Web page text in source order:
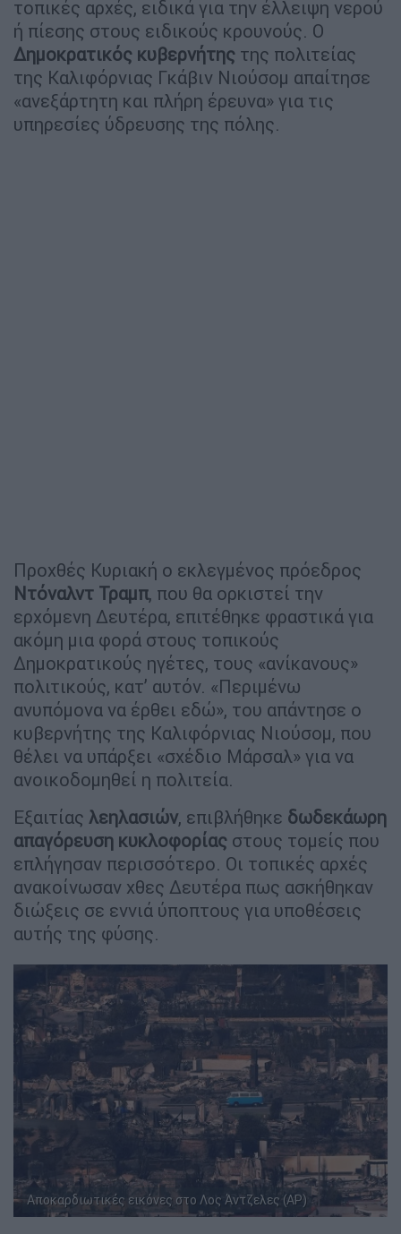
τοπικές αρχές, ειδικά για την έλλειψη νερού
ή πίεσης στους ειδικούς κρουνούς. Ο
Δημοκρατικός κυβερνήτης της πολιτείας
της Καλιφόρνιας Γκάβιν Νιούσομ απαίτησε
«ανεξάρτητη και πλήρη έρευνα» για τις
υπηρεσίες ύδρευσης της πόλης.
Προχθές Κυριακή ο εκλεγμένος πρόεδρος
Ντόναλντ Τραμπ, που θα ορκιστεί την
ερχόμενη Δευτέρα, επιτέθηκε φραστικά για
ακόμη μια φορά στους τοπικούς
Δημοκρατικούς ηγέτες, τους «ανίκανους»
πολιτικούς, κατ’ αυτόν. «Περιμένω
ανυπόμονα να έρθει εδώ», του απάντησε ο
κυβερνήτης της Καλιφόρνιας Νιούσομ, που
θέλει να υπάρξει «σχέδιο Μάρσαλ» για να
ανοικοδομηθεί η πολιτεία.
Εξαιτίας λεηλασιών, επιβλήθηκε δωδεκάωρη
απαγόρευση κυκλοφορίας στους τομείς που
επλήγησαν περισσότερο. Οι τοπικές αρχές
ανακοίνωσαν χθες Δευτέρα πως ασκήθηκαν
διώξεις σε εννιά ύποπτους για υποθέσεις
αυτής της φύσης.
Αποκαρδιωτικές εικόνες στο Λος Άντζελες (AP)